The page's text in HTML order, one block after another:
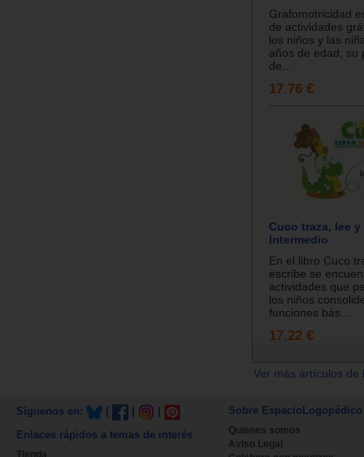
Grafomotricidad
de actividades
los niños y las
años de edad; su
de...
17.76 €
Cuco traza, lee
Intermedio
En el libro Cuco
escribe se
actividades que
los niños
funciones bás...
17.22 €
Ver más artículos
Síguenos en:
Enlaces rápidos a temas de interés
Tienda
Sobre EspacioLogopédico
Quienes somos
Aviso Legal